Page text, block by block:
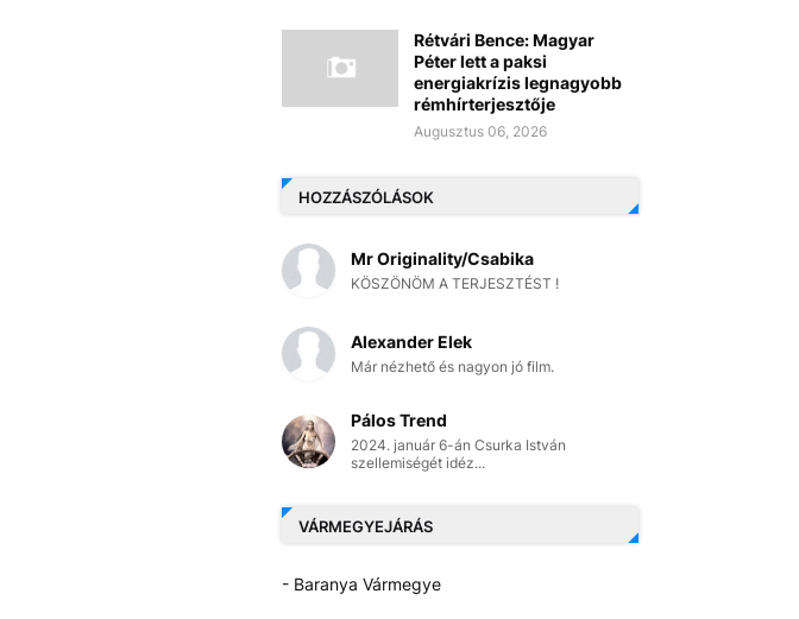
Rétvári Bence: Magyar
Péter lett a paksi
energiakrízis legnagyobb
rémhírterjesztője
Augusztus 06, 2026
HOZZÁSZÓLÁSOK
Mr Originality/Csabika
KÖSZÖNÖM A TERJESZTÉST !
Alexander Elek
Már nézhető és nagyon jó film.
Pálos Trend
2024. január 6-án Csurka István
szellemiségét idéz...
VÁRMEGYEJÁRÁS
- Baranya Vármegye